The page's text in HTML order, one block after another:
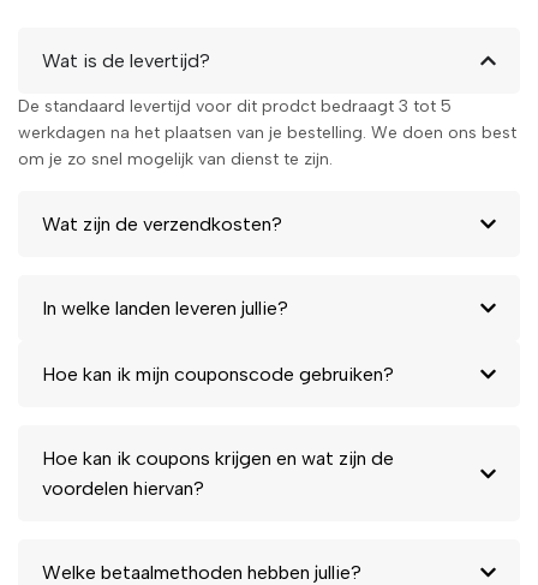
Wat is de levertijd?
De standaard levertijd voor dit prodct bedraagt 3 tot 5
werkdagen na het plaatsen van je bestelling. We doen ons best
om je zo snel mogelijk van dienst te zijn.
Wat zijn de verzendkosten?
In welke landen leveren jullie?
Hoe kan ik mijn couponscode gebruiken?
Hoe kan ik coupons krijgen en wat zijn de
voordelen hiervan?
Welke betaalmethoden hebben jullie?